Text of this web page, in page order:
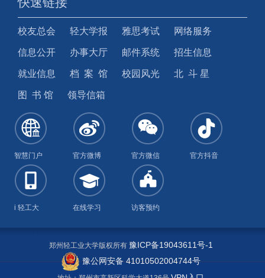
校友总会 轻大学报 雅思考试 网络服务
信息公开 办事大厅 邮件系统 招生信息
就业信息 档 案 馆 校园风光 北 斗 星
图 书 馆 领导信箱
智慧门户 官方微博 官方微信 官方抖音
i 轻工大 在线学习 访客预约
郑州轻工业大学版权所有 豫ICP备19043611号-1
豫公网安备 41010502004744号